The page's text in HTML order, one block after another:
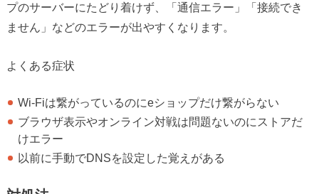
プのサーバーにたどり着けず、「通信エラー」「接続でき
ません」などのエラーが出やすくなります。
よくある症状
Wi-Fiは繋がっているのにeショップだけ繋がらない
ブラウザ表示やオンライン対戦は問題ないのにストアだ
けエラー
以前に手動でDNSを設定した覚えがある